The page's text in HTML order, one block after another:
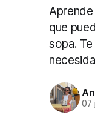
Aprende
que
sopa.
07